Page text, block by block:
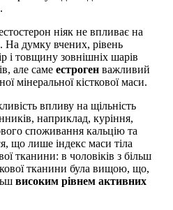
ніяк не впливає на
На думку вчених, рівень
і товщину зовнішніх шарів
але саме естроген важливий
мінеральної кісткової маси.
впливу на щільність
наприклад, куріння,
споживання кальцію та
що лише індекс маси тіла
тканини: в чоловіків з більш
тканини була вищою, що,
високим рівнем активних